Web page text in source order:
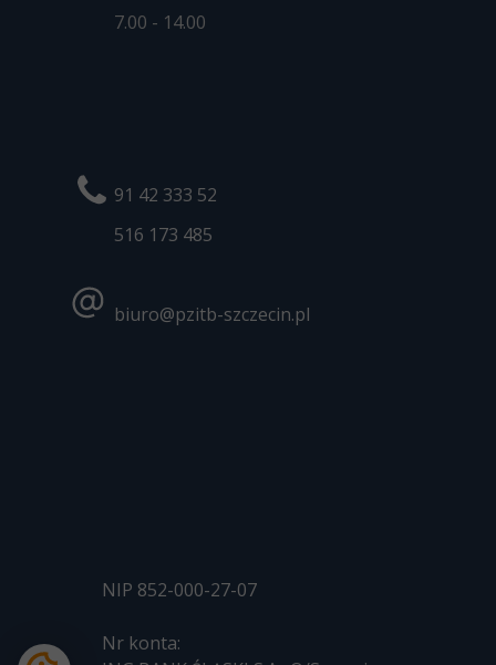
NIP 852-000-27-07
Nr konta:
7.00 - 14.00
91 42 333 52
516 173 485
biuro@pzitb-szczecin.pl